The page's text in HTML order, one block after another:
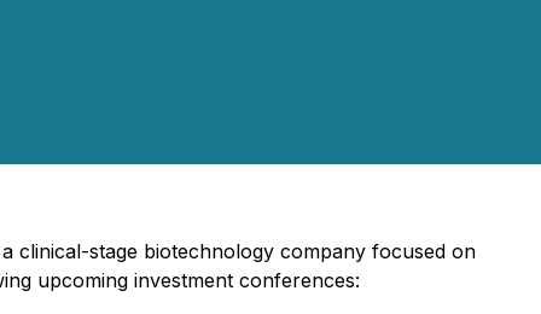
clinical-stage biotechnology company focused on
upcoming investment conferences: